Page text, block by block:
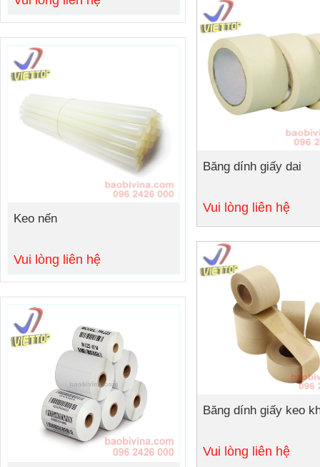
Keo nến
Vui lòng liên hệ
Băng dính giấy dai
Vui lòng liên hệ
Băng dính giấy keo
Vui lòng liên hệ